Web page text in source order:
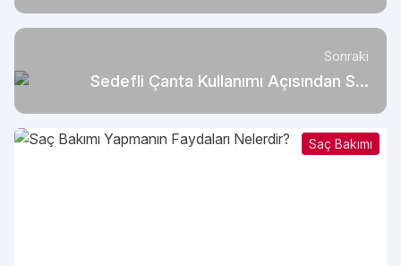
Sonraki
Sedefli Çanta Kullanımı Açısından Stil
Saç Bakımı